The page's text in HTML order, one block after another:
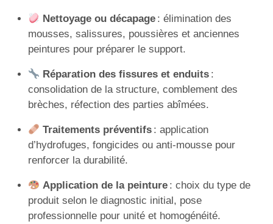
Nettoyage ou décapage: élimination des
mousses, salissures, poussières et anciennes
peintures pour préparer le support.
Réparation des fissures et enduits:
consolidation de la structure, comblement des
brèches, réfection des parties abîmées.
Traitements préventifs: application
d’hydrofuges, fongicides ou anti-mousse pour
renforcer la durabilité.
Application de la peinture: choix du type de
produit selon le diagnostic initial, pose
professionnelle pour unité et homogénéité.